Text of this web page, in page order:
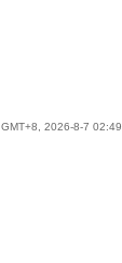
GMT+8, 2026-8-7 02:49